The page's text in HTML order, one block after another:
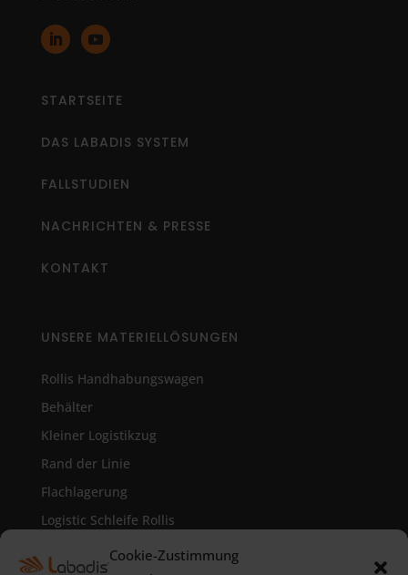
Cookie-Zustimmung
STARTSEITE
DAS LABADIS SYSTEM
FALLSTUDIEN
NACHRICHTEN & PRESSE
KONTAKT
UNSERE MATERIELLÖSUNGEN
Rollis Handhabungswagen
Behälter
Kleiner Logistikzug
Rand der Linie
Flachlagerung
Logistic Schleife Rollis
Kanban System